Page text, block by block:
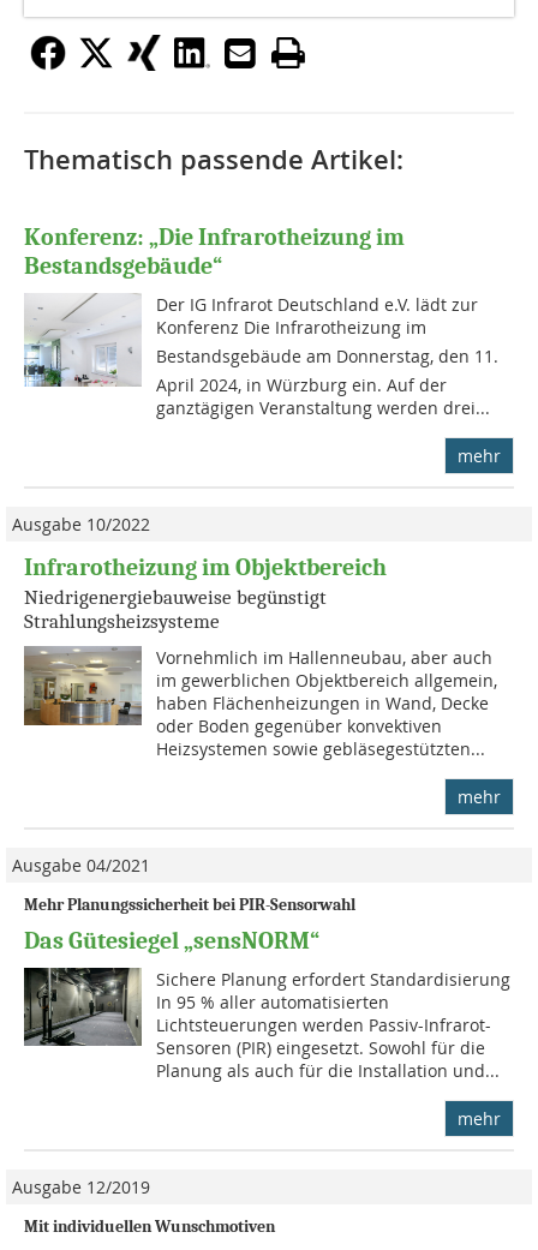
Thematisch passende Artikel:
Konferenz: „Die Infrarotheizung im
Bestandsgebäude“
Der IG Infrarot Deutschland e.V. lädt zur
Konferenz Die Infrarotheizung im
Bestandsgebäude am Donnerstag, den 11.
April 2024, in Würzburg ein. Auf der
ganztägigen Veranstaltung werden drei...
mehr
Ausgabe 10/2022
Infrarotheizung im Objektbereich
Niedrigenergiebauweise begünstigt
Strahlungsheizsysteme
Vornehmlich im Hallenneubau, aber auch
im gewerblichen Objektbereich allgemein,
haben Flächenheizungen in Wand, Decke
oder Boden gegenüber konvektiven
Heizsystemen sowie gebläsegestützten...
mehr
Ausgabe 04/2021
Mehr Planungssicherheit bei PIR-Sensorwahl
Das Gütesiegel „sensNORM“
Sichere Planung erfordert Standardisierung
In 95 % aller automatisierten
Lichtsteuerungen werden Passiv-Infrarot-
Sensoren (PIR) eingesetzt. Sowohl für die
Planung als auch für die Installation und...
mehr
Ausgabe 12/2019
Mit individuellen Wunschmotiven